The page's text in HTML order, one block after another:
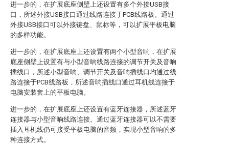
进一步的，在扩展底座侧壁上还设置有多个外接USB接
口，所述外接USB接口通过线路连接于PCB线路板。通过
外接USB接口可以外接键盘、鼠标等，可以扩展平板电脑
的多样功能。
进一步的，在扩展底座上还设置有两个小型音响，在扩展
底座侧壁上设置有与小型音响线路连接的调节开关及音响
插线口，所述小型音响、调节开关及音响插线口均通过线
路连接于PCB线路板，所述音响插线口通过耳机线连接于
电脑安装套上的平板电脑。
进一步的，在扩展底座上还设置有蓝牙连接器，所述蓝牙
连接器与小型音响线路连接。通过蓝牙连接器可以不需要
插入耳机线仍可接受平板电脑的音频，实现小型音响的多
种连接方式。